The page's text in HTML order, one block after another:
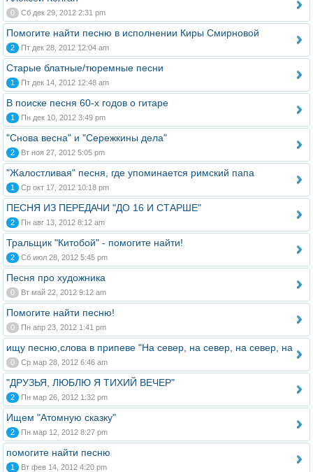
0 Сб дек 29, 2012 2:31 pm
Помогите найти песню в исполнении Киры Смирновой
2 Пт дек 28, 2012 12:04 am
Старые блатные/тюремные песни
1 Пт дек 14, 2012 12:48 am
В поиске песня 60-х годов о гитаре
1 Пн дек 10, 2012 3:49 pm
"Снова весна" и "Сережкины дела"
2 Вт ноя 27, 2012 5:05 pm
"Жалостливая" песня, где упоминается римский папа
1 Ср окт 17, 2012 10:18 pm
ПЕСНЯ ИЗ ПЕРЕДАЧИ "ДО 16 И СТАРШЕ"
2 Пн авг 13, 2012 8:12 am
Тральщик "Китобой" - помогите найти!
2 Сб июл 28, 2012 5:45 pm
Песня про художника
0 Вт май 22, 2012 9:12 am
Помогите найти песню!
0 Пн апр 23, 2012 1:41 pm
ищу песню,слова в припеве "На север, на север, на север, на
0 Ср мар 28, 2012 6:46 am
"ДРУЗЬЯ, ЛЮБЛЮ Я ТИХИЙ ВЕЧЕР"
2 Пн мар 26, 2012 1:32 pm
Ищем "Атомную сказку"
2 Пн мар 12, 2012 8:27 pm
помогите найти песню
1 Вт фев 14, 2012 4:20 pm